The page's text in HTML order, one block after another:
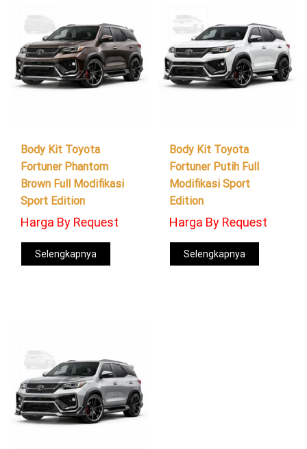
Body Kit Toyota
Fortuner Phantom
Brown Full Modifikasi
Sport Edition
Harga By Request
Selengkapnya
Body Kit Toyota
Fortuner Putih Full
Modifikasi Sport
Edition
Harga By Request
Selengkapnya